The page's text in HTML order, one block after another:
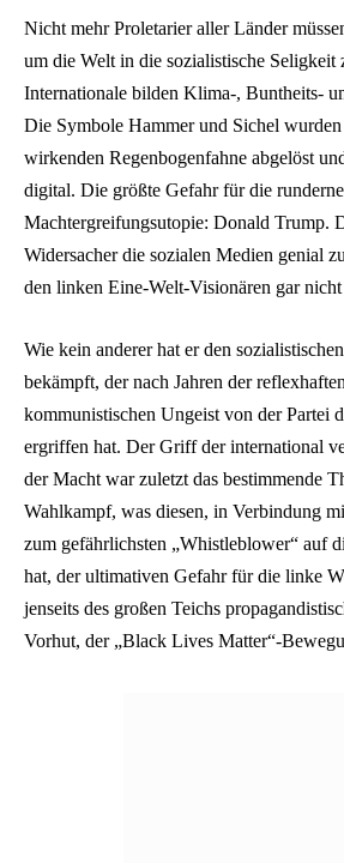
Nicht mehr Proletarier aller Länder
um die Welt in die sozialistische Seligkeit
Internationale bilden Klima-, Buntheits-
Die Symbole Hammer und Sichel
wirkenden Regenbogenfahne abgelöst
digital. Die größte Gefahr für die
Machtergreifungsutopie: Donald Trump.
Widersacher die sozialen Medien genial
den linken Eine-Welt-Visionären gar
Wie kein anderer hat er den
bekämpft, der nach Jahren der
kommunistischen Ungeist von der Partei
ergriffen hat. Der Griff der international
der Macht war zuletzt das bestimmende
Wahlkampf, was diesen, in Verbindung
zum gefährlichsten „Whistleblower“ auf
hat, der ultimativen Gefahr für die linke
jenseits des großen Teichs
Vorhut, der „Black Lives Matter“-